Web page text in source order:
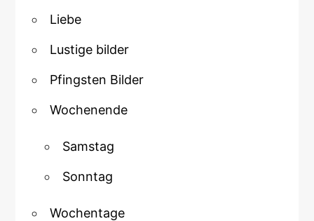
Liebe
Lustige bilder
Pfingsten Bilder
Wochenende
Samstag
Sonntag
Wochentage